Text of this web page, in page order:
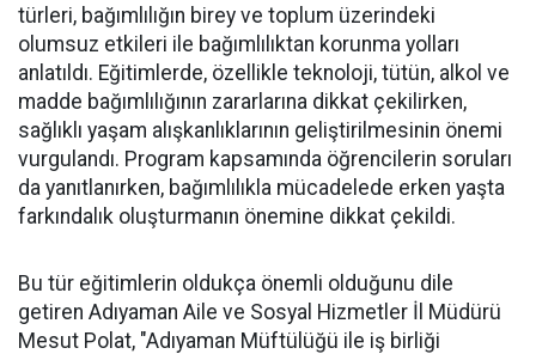
türleri, bağımlılığın birey ve toplum üzerindeki
olumsuz etkileri ile bağımlılıktan korunma yolları
anlatıldı. Eğitimlerde, özellikle teknoloji, tütün, alkol ve
madde bağımlılığının zararlarına dikkat çekilirken,
sağlıklı yaşam alışkanlıklarının geliştirilmesinin önemi
vurgulandı. Program kapsamında öğrencilerin soruları
da yanıtlanırken, bağımlılıkla mücadelede erken yaşta
farkındalık oluşturmanın önemine dikkat çekildi.
Bu tür eğitimlerin oldukça önemli olduğunu dile
getiren Adıyaman Aile ve Sosyal Hizmetler İl Müdürü
Mesut Polat, "Adıyaman Müftülüğü ile iş birliği